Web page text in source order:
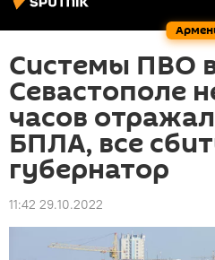
Системы ПВО
Севастополе
часов
БПЛА, все
губернатор
11:42 29.10.2022